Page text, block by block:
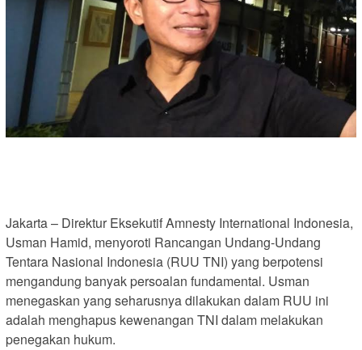
Jakarta – Direktur Eksekutif Amnesty International Indonesia,
Usman Hamid, menyoroti Rancangan Undang-Undang
Tentara Nasional Indonesia (RUU TNI) yang berpotensi
mengandung banyak persoalan fundamental. Usman
menegaskan yang seharusnya dilakukan dalam RUU ini
adalah menghapus kewenangan TNI dalam melakukan
penegakan hukum.